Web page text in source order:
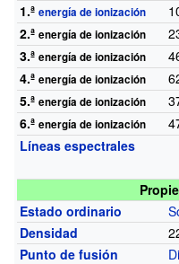
1.ªenergía de ionización
2.ªenergía de ionización
3.ªenergía de ionización
4.ªenergía de ionización
5.ªenergía de ionización
6.ªenergía de ionización
Líneas espectrales
Estado ordinario
Densidad
Punto de fusión